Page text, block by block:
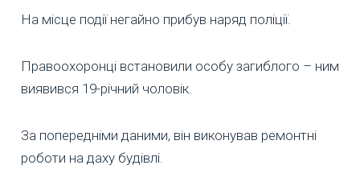
На місце події негайно прибув наряд поліції.
Правоохоронці встановили особу загиблого – ним
виявився 19-річний чоловік.
За попередніми даними, він виконував ремонтні
роботи на даху будівлі.